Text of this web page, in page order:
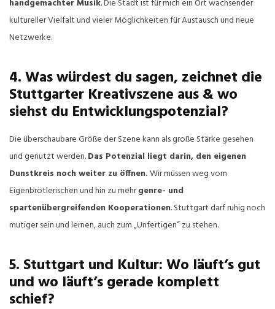
handgemachter Musik. Die Stadt ist für mich ein Ort wachsender
kultureller Vielfalt und vieler Möglichkeiten für Austausch und neue
Netzwerke.
4. Was würdest du sagen, zeichnet die
Stuttgarter Kreativszene aus & wo
siehst du Entwicklungspotenzial?
Die überschaubare Größe der Szene kann als große Stärke gesehen
und genutzt werden.Das Potenzial liegt darin, den eigenen
Dunstkreis noch weiter zu öffnen.Wir müssen weg vom
Eigenbrötlerischen und hin zu mehrgenre- und
spartenübergreifenden Kooperationen. Stuttgart darf ruhig noch
mutiger sein und lernen, auch zum „Unfertigen“ zu stehen.
5. Stuttgart und Kultur: Wo läuft’s gut
und wo läuft’s gerade komplett
schief?